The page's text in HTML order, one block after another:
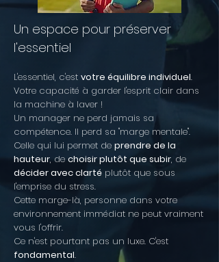
Un espace pour préserver
l'essentiel
L'essentiel, c'est votre équilibre individuel.
Votre capacité à garder l'esprit clair dans
la machine à laver !
Un manager ne perd jamais sa
compétence. Il perd sa "marge mentale".
Celle qui lui permet de prendre de la
hauteur, de choisir plutôt que subir, de
décider avec clarté plutôt que sous
l'emprise du stress.
Cette marge-là, personne dans votre
environnement immédiat ne peut vraiment
vous l'offrir.
Ce n'est pourtant pas un luxe. C'est
fondamental.